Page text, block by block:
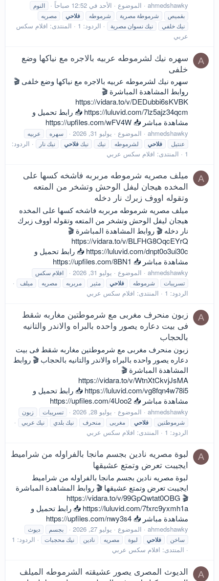
ahmedshawky الموضوع الأحد في 12:52 صباحاً
النوم
بقميص
شرموطة مصرية شرموطه فلاحي
مصريه
نيك خلفي
نيك نسوان مصرية الردود: 1 المنتدى: افلام سكس
عربي
A
سهره نيك لشرموطه عربيه بالاجره مع نياكها وضع
خلفى
سهره نيك لشرموطه عربيه بالاجره مع نياكها وضع خلفى 🎬
روابط المشاهدة المباشرة 🎬
https://vidara.to/v/DEDubbi6sKVBK
https://luluvid.com/7lz5ajz34qcm 📥 رابط تحميل و
مشاهدة مباشر 📥 https://upfiles.com/wFV4W
ahmedshawky الموضوع يوليو 31, 2026 سهره
عربيه
عنتيل
فلاحي لشرموطه نيك نيك فلاحي نيك نار
الردود:
1
المنتدى: افلام سكس عربي
A
ميلف مصريه شرموطه مربربه فاشخه كسها على
المخده هيجان ليفل الوحش وتشخر من المتعه
وتقوله اووف زبرك نار دخله
ميلف مصريه شرموطه مربربه فاشخه كسها على المخده
هيجان ليفل الوحش وتشخر من المتعه وتقوله اووف زبرك
نار دخله 🎬 روابط المشاهدة المباشرة 🎬
https://vidara.to/v/BLFHG8OqcEYrQ
https://luluvid.com/dnpt0o3ui30c 📥 رابط تحميل و
مشاهدة مباشر 📥 https://upfiles.com/8BN1
ahmedshawky الموضوع يوليو 31, 2026
افلام سكس
تسريبات
شرموطه فلاحي مثير مربربه مصريه ميلف
الردود: 1 المنتدى: افلام سكس عربي
A
زبون منحرف مغربى مع شرموطتين مغاربه شقط
فى بيت دعاره يصور واحده بالبراه والاندر والتانيه
بالحجاب
زبون منحرف مغربى مع شرموطتين مغاربه شقط فى بيت
دعاره يصور واحده بالبراه والاندر والتانيه بالحجاب 🎬 روابط
المشاهدة المباشرة 🎬
https://vidara.to/v/WtnXtCkvjJsMA
https://luluvid.com/vg8fqn4w78i5 📥 رابط تحميل و
مشاهدة مباشر 📥 https://upfiles.com/4Uoo2
ahmedshawky الموضوع يوليو 28, 2026 تسريبات
زبون
شرموطتين
فلاحي مغربى منحرف نيك بلدي نيك عربي
الردود: 1 المنتدى: افلام سكس عربي
A
لبوة مصريه نادين بجسم مانجا بالفراوله من شراميط
ايجيبت تعرض وتمتع عشيقها
لبوة مصريه نادين بجسم مانجا بالفراوله من شراميط
ايجيبت تعرض وتمتع عشيقها 🎬 روابط المشاهدة المباشرة
🎬 https://vidara.to/v/99GpQwtat0OBG
https://luluvid.com/7fxrc9yxmh1a 📥 رابط تحميل و
مشاهدة مباشر 📥 https://upfiles.com/nwy3s4
ahmedshawky الموضوع يوليو 27, 2026 بجسم
ديوث
ساخن
فلاحي لبوة مصريه نادين نيك محجبات
الردود: 1
المنتدى: افلام سكس عربي
A
الديوث المصرى يصور عشيقته الشرموطه الميلف